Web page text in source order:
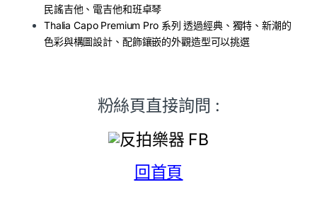
民謠吉他、電吉他和班卓琴
Thalia Capo Premium Pro 系列 透過經典、獨特、新潮的
色彩與構圖設計、配飾鑲嵌的外觀造型可以挑選
粉絲頁直接詢問 :
回首頁